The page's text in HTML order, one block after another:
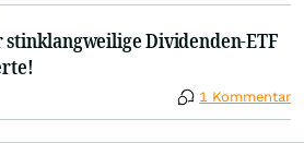
Dividenden-ETF
1 Kommentar